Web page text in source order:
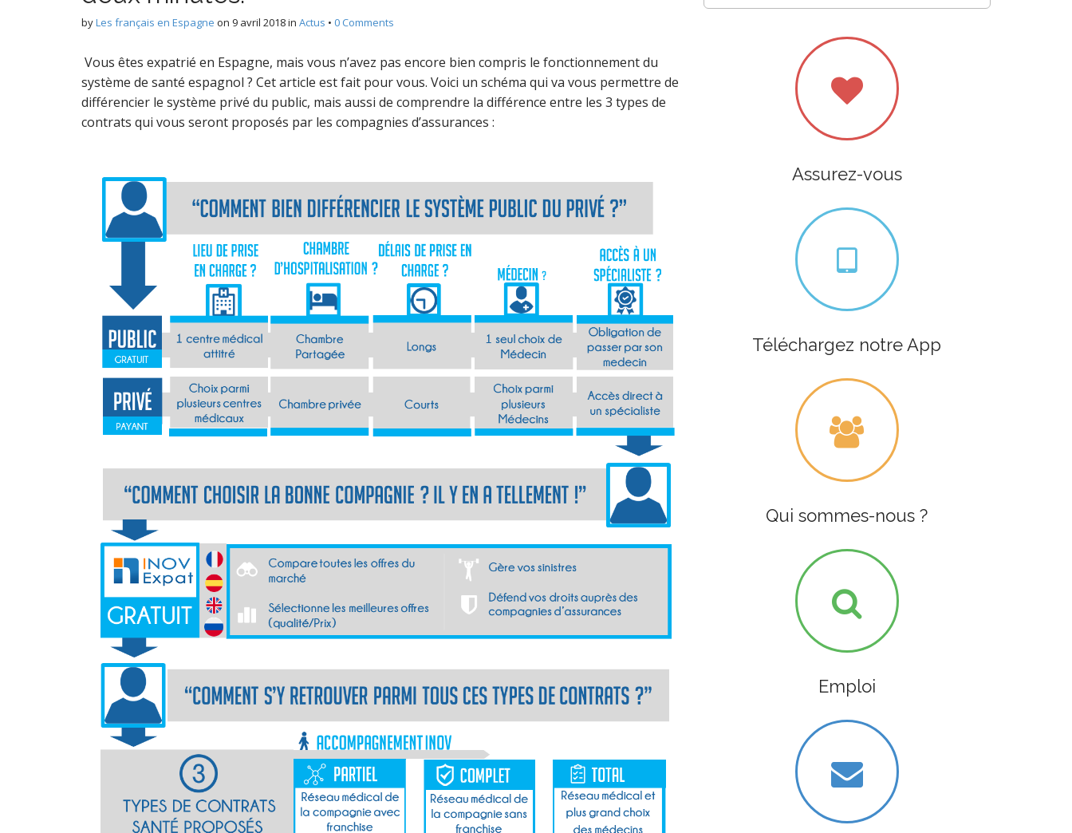
byLes français en Espagne on 9 avril 2018in Actus • 0 Comments
Vous êtes expatrié en Espagne, mais vous n’avez pas encore bien compris le fonctionnement du
système de santé espagnol ? Cet article est fait pour vous. Voici un schéma qui va vous permettre de
différencier le système privé du public, mais aussi de comprendre la différence entre les 3 types de
contrats qui vous seront proposés par les compagnies d’assurances :
Assurez-vous
Téléchargez notre App
Qui sommes-nous ?
Emploi